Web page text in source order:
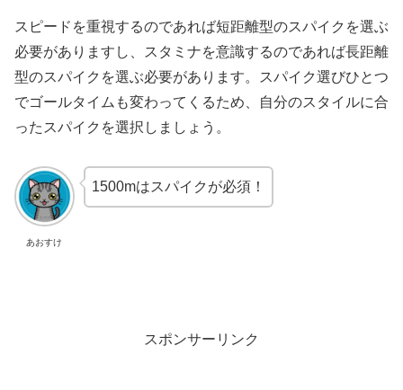
スピードを重視するのであれば短距離型のスパイクを選ぶ
必要がありますし、スタミナを意識するのであれば長距離
型のスパイクを選ぶ必要があります。スパイク選びひとつ
でゴールタイムも変わってくるため、自分のスタイルに合
ったスパイクを選択しましょう。
あおすけ
1500mはスパイクが必須！
スポンサーリンク